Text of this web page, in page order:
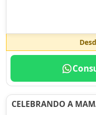
CELEBRANDO A